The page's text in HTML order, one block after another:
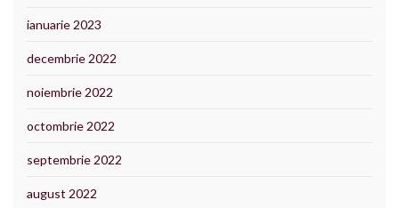
ianuarie 2023
decembrie 2022
noiembrie 2022
octombrie 2022
septembrie 2022
august 2022